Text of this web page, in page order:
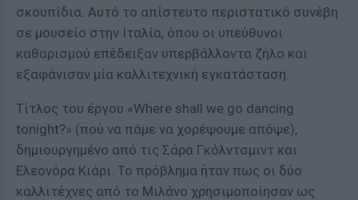
σκουπίδια. Αυτό το απίστευτο περιστατικό συνέβη
σε μουσείο στην Ιταλία, όπου οι υπεύθυνοι
καθαρισμού επέδειξαν υπερβάλλοντα ζήλο και
εξαφάνισαν μία καλλιτεχνική εγκατάσταση.
Τίτλος του έργου «Where shall we go dancing
tonight?» (πού να πάμε να χορέψουμε απόψε),
δημιουργημένο από τις Σάρα Γκόλντσμιντ και
Ελεονόρα Κιάρι. Το πρόβλημα ήταν πως οι δύο
καλλιτέχνες από το Μιλάνο χρησιμοποίησαν ως